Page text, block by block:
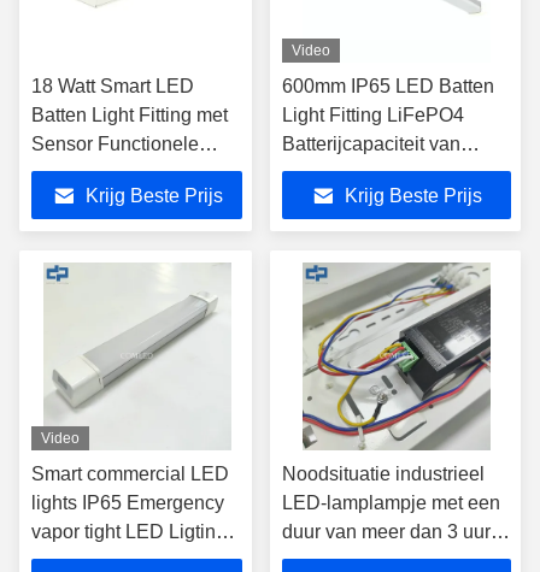
18 Watt Smart LED
Batten Light Fitting met
Sensor Functionele
Modules Veranderbare
armaturenKrijg Beste Prijs
Video
600mm IP65 LED Batten
Light Fitting LiFePO4
Batterijcapaciteit van
1500mAh
Krijg Beste Prijs
Video
Smart commercial LED
lights IP65 Emergency
vapor tight LED Ligting
Fixture 1500mm LED
Noodsituatie industrieel
LED-lamplampje met een
duur van meer dan 3 uur
IP20 LED-lineaire